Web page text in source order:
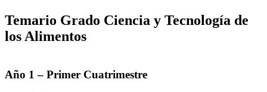
Temario Grado Ciencia y Tecnología de
los Alimentos
Año 1 – Primer Cuatrimestre